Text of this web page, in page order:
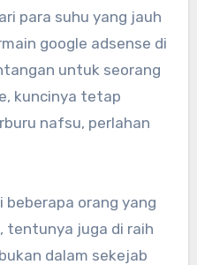
para suhu yang jauh
google adsense di
untuk seorang
kuncinya tetap
nafsu, perlahan
beberapa orang yang
tentunya juga di raih
dalam sekejab